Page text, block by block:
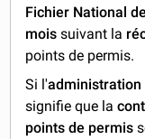
Fichier National
mois suivant la
points de permis.
Si l'administration
signifie que la
points de permis